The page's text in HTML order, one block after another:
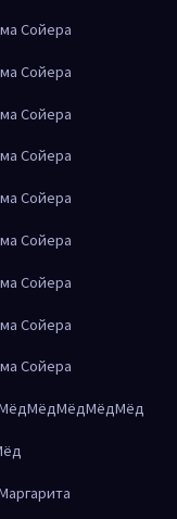
Сойера
Сойера
Сойера
Сойера
Сойера
Сойера
Сойера
Сойера
Сойера
МёдМёдМёдМёд